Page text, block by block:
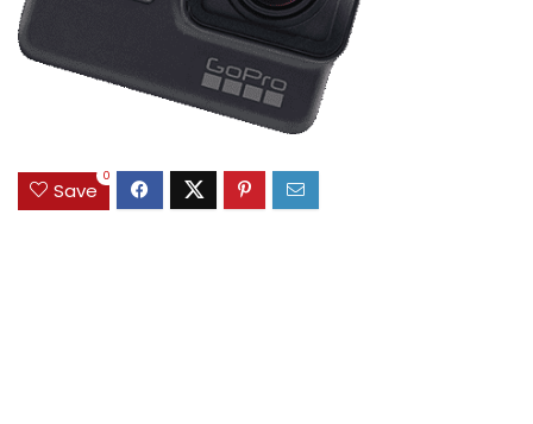
Save
0